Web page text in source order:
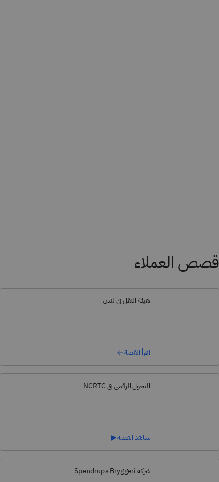
قصص العملاء
هيئة النقل في لندن
اقرأ القصة
التحول الرقمي في NCRTC
شاهد القصة
شركة Spendrups Bryggeri